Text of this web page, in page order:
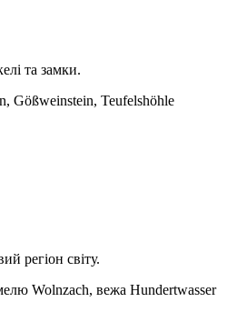
та замки.
Gößweinstein, Teufelshöhle
регіон світу.
Wolnzach, вежа Hundertwasser